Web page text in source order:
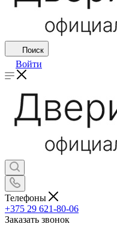
Поиск
Войти
Телефоны
+375 29 621-80-06
Заказать звонок